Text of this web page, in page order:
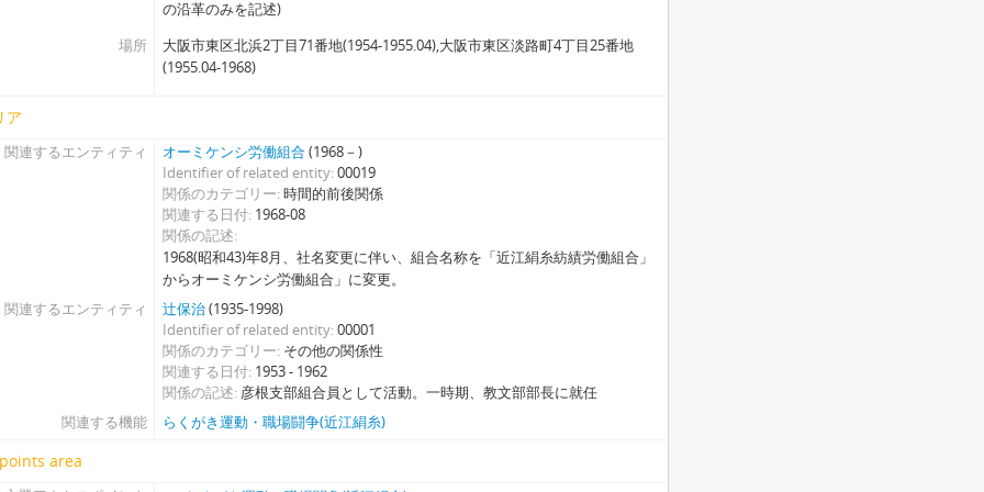
の沿革のみを記述)
場所
大阪市東区北浜2丁目71番地(1954-1955.04),大阪市東区淡路町4丁目25番地
(1955.04-1968)
ア
関連するエンティティ オーミケンシ労働組合(1968－)
Identifier of related entity 00019
関係のカテゴリー 時間的前後関係
関連する日付 1968-08
関係の記述
1968(昭和43)年8月、社名変更に伴い、組合名称を「近江絹糸紡績労働組合」
からオーミケンシ労働組合」に変更。
関連するエンティティ
辻保治(1935-1998)
Identifier of related entity 00001
関係のカテゴリー その他の関係性
関連する日付 1953 - 1962
関係の記述 彦根支部組合員として活動。一時期、教文部部長に就任
関連する機能
らくがき運動・職場闘争(近江絹糸)
area